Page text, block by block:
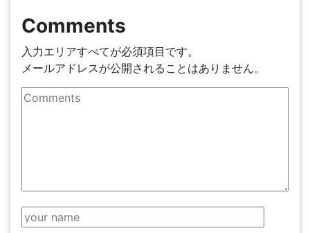
Comments
入力エリアすべてが必須項目です。
メールアドレスが公開されることはありません。